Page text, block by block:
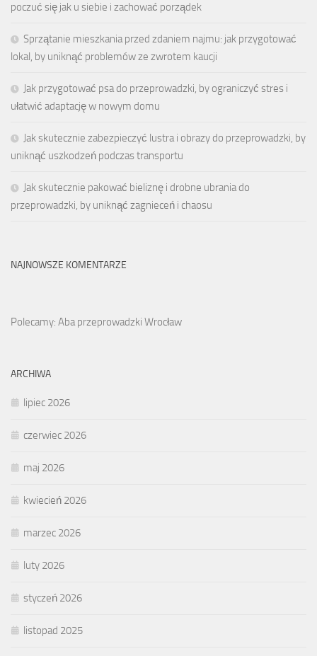
poczuć się jak u siebie i zachować porządek
Sprzątanie mieszkania przed zdaniem najmu: jak przygotować
lokal, by uniknąć problemów ze zwrotem kaucji
Jak przygotować psa do przeprowadzki, by ograniczyć stres i
ułatwić adaptację w nowym domu
Jak skutecznie zabezpieczyć lustra i obrazy do przeprowadzki, by
uniknąć uszkodzeń podczas transportu
Jak skutecznie pakować bieliznę i drobne ubrania do
przeprowadzki, by uniknąć zagnieceń i chaosu
NAJNOWSZE KOMENTARZE
Polecamy: Aba przeprowadzki Wrocław
ARCHIWA
lipiec 2026
czerwiec 2026
maj 2026
kwiecień 2026
marzec 2026
luty 2026
styczeń 2026
listopad 2025